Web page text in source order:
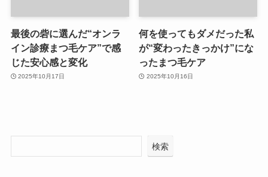
最後の砦に選んだ“オンラ
イン診療まつ毛ケア”で感
じた安心感と変化
2025年10月17日
何を使ってもダメだった私
が“変わったきっかけ”にな
ったまつ毛ケア
2025年10月16日
検索